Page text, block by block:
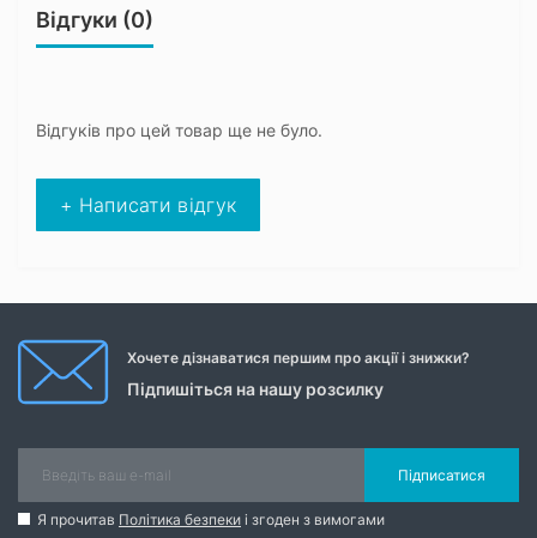
Відгуки (0)
Відгуків про цей товар ще не було.
+ Написати відгук
Хочете дізнаватися першим про акції і знижки?
Підпишіться на нашу розсилку
Підписатися
Я прочитав Політика безпеки і згоден з вимогами